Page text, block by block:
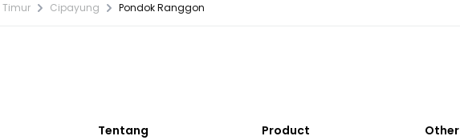
Cipayung Pondok Ranggon
Tentang
Product
Other